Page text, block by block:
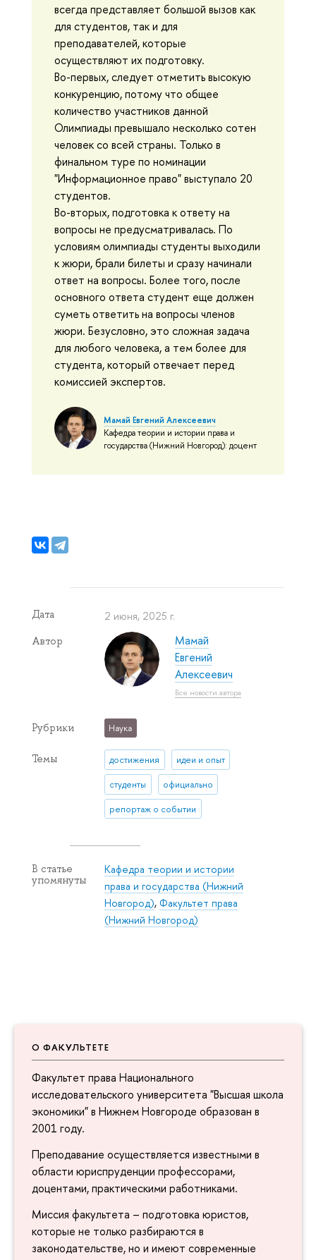
О ФАКУЛЬТЕТЕ
Факультет права Национального
исследовательского университета "Высшая школа
экономики" в Нижнем Новгороде образован в
2001 году.
Преподавание осуществляется известными в
области юриспруденции профессорами,
доцентами, практическими работниками.
Миссия факультета – подготовка юристов,
которые не только разбираются в
законодательстве, но и имеют современные
всегда представляет большой вызов как
для студентов, так и для
преподавателей, которые
осуществляют их подготовку.
Во-первых, следует отметить высокую
конкуренцию, потому что общее
количество участников данной
Олимпиады превышало несколько сотен
человек со всей страны. Только в
финальном туре по номинации
"Информационное право" выступало 20
студентов.
Во-вторых, подготовка к ответу на
вопросы не предусматривалась. По
условиям олимпиады студенты выходили
к жюри, брали билеты и сразу начинали
ответ на вопросы. Более того, после
основного ответа студент еще должен
суметь ответить на вопросы членов
жюри. Безусловно, это сложная задача
для любого человека, а тем более для
студента, который отвечает перед
комиссией экспертов.
Мамай Евгений Алексеевич
Кафедра теории и истории права и
государства (Нижний Новгород): доцент
Дата 2 июня, 2025 г.
Автор
Мамай
Евгений
Алексеевич
Все новости автора
Рубрики Наука
Темы достижения идеи и опыт
студенты официально
репортаж о событии
В статье
упомянуты
Кафедра теории и истории
права и государства (Нижний
Новгород),Факультет права
(Нижний Новгород)